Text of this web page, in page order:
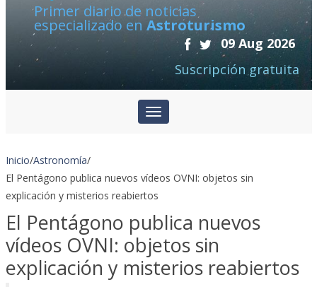
Primer diario de noticias
especializado en Astroturismo
09 Aug 2026
Suscripción gratuita
Inicio/Astronomía/
El Pentágono publica nuevos vídeos OVNI: objetos sin
explicación y misterios reabiertos
El Pentágono publica nuevos
vídeos OVNI: objetos sin
explicación y misterios reabiertos